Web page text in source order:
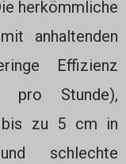
herkömmliche
anhaltenden
Effizienz
pro Stunde),
bis zu 5 cm in
schlechte